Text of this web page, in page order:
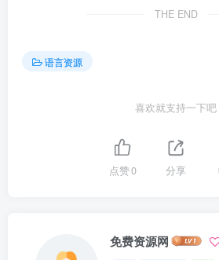
THE END
语言资源
喜欢就支持一下吧
点赞0 分享
免费资源网